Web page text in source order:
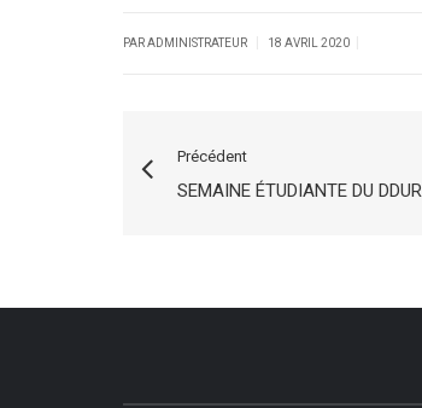
PAR ADMINISTRATEUR 18 AVRIL 2020
Précédent
SEMAINE ÉTUDIANTE DU